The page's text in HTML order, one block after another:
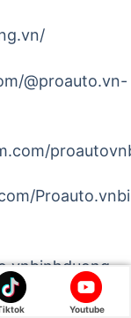
@proauto.vn-
Youtube